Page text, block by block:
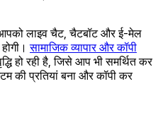
लाइव चैट, चैटबॉट और ई-मेल
सामाजिक व्यापार और कॉपी
हो रही है, जिसे आप भी समर्थित कर
की प्रतियां बना और कॉपी कर